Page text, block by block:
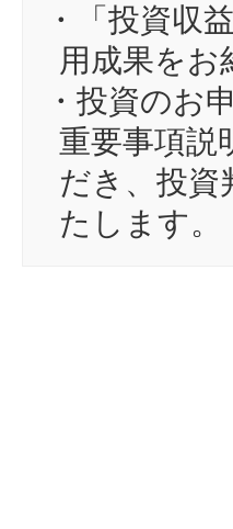
・「投資収
用成果を
・投資のお
重要事項説
だき、投
たします。